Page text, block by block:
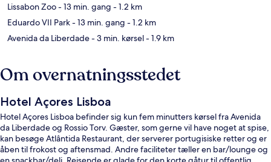
Lissabon Zoo- 13 min. gang - 1.2 km
Eduardo VII Park- 13 min. gang - 1.2 km
Avenida da Liberdade- 3 min. kørsel- 1.9 km
Om overnatningsstedet
Hotel Açores Lisboa
Hotel Açores Lisboa befinder sig kun fem minutters kørsel fra Avenida
da Liberdade og Rossio Torv. Gæster, som gerne vil have noget at spise,
kan besøge Atlântida Restaurant, der serverer portugisiske retter og er
åben til frokost og aftensmad. Andre faciliteter tæller en bar/lounge og